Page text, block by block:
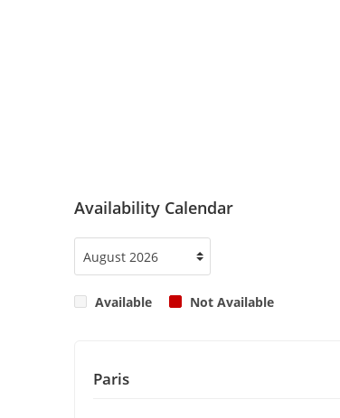
Availability Calendar
Available Not Available
Paris